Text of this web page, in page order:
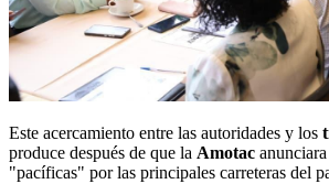
Este acercamiento entre las autoridades y los
produce después de que la Amotac
"pacíficas" por las principales carreteras del